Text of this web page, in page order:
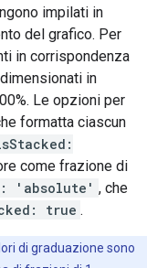
impilati in
del grafico. Per
in corrispondenza
in
Le opzioni per
formatta ciascun
come frazione di
'absolute' , che
true .
di graduazione sono